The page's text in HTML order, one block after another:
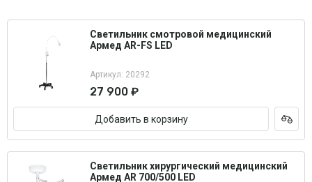
Светильник смотровой медицинский
Армед AR-FS LED
Артикул: 20292
27 900 ₽
Добавить в корзину
Светильник хирургический медицинский
Армед AR 700/500 LED